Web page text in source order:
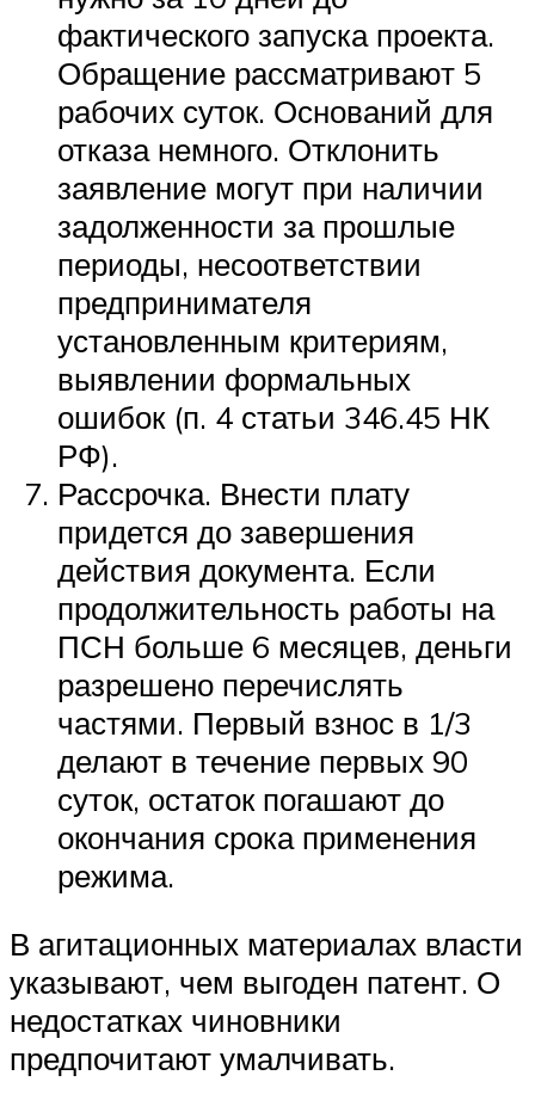
фактического запуска проекта.
Обращение рассматривают 5
рабочих суток. Оснований для
отказа немного. Отклонить
заявление могут при наличии
задолженности за прошлые
периоды, несоответствии
предпринимателя
установленным критериям,
выявлении формальных
ошибок (п. 4 статьи 346.45 НК
РФ).
Рассрочка. Внести плату
придется до завершения
действия документа. Если
продолжительность работы на
ПСН больше 6 месяцев, деньги
разрешено перечислять
частями. Первый взнос в 1/3
делают в течение первых 90
суток, остаток погашают до
окончания срока применения
режима.
В агитационных материалах власти
указывают, чем выгоден патент. О
недостатках чиновники
предпочитают умалчивать.